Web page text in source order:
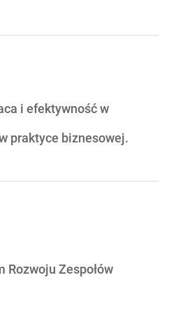
i efektywność w
praktyce biznesowej.
Rozwoju Zespołów